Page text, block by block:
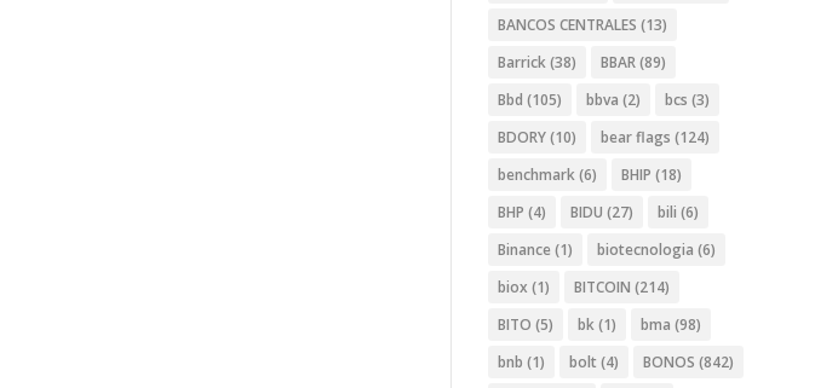
BANCOS CENTRALES (13)
Barrick(38) BBAR(89)
Bbd (105) bbva (2) bcs (3)
BDORY(10) bear flags (124)
benchmark(6) BHIP (18)
BHP (4) BIDU (27) bili (6)
Binance (1) biotecnologia (6)
biox (1) BITCOIN (214)
BITO (5) bk(1) bma (98)
bnb (1) bolt (4) BONOS (842)